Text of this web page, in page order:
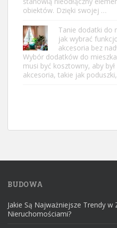
obiektów. Dzięki swojej …
Tanie dodatki do
jak wybrać
akcesoria bez
Wybór dodatków do
musi być kosztowny, aby
akcesoria, takie jak
BUDOWA
Jakie Są Najważniejsze Trendy w
Nieruchomościami?